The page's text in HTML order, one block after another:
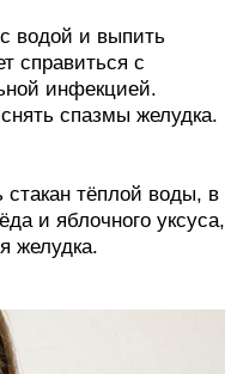
водой и выпить
справиться с
инфекцией.
спазмы желудка.
тёплой воды, в
и яблочного уксуса,
желудка.